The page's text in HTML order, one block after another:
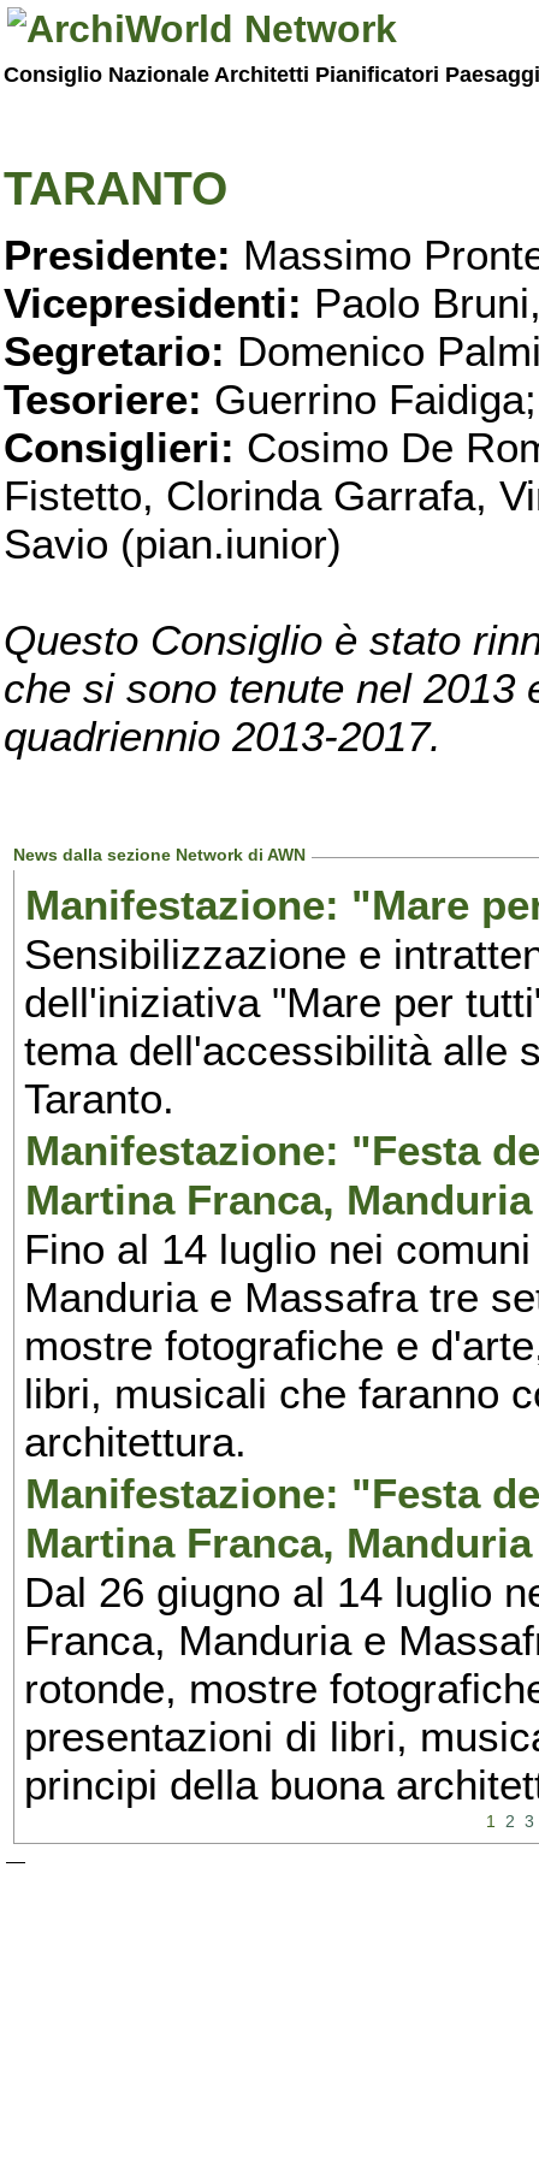
Consiglio Nazionale Architetti Pianificatori
TARANTO
Presidente: Massimo
Vicepresidenti: Paolo
Segretario: Domenico
Tesoriere: Guerrino Faidiga;
Consiglieri: Cosimo De
Fistetto, Clorinda Garrafa,
Savio (pian.iunior)
Questo Consiglio è stato
che si sono tenute nel 2013
quadriennio 2013-2017.
News dalla sezione Network di AWN
Manifestazione: "Mare
Sensibilizzazione e
dell'iniziativa "Mare per
tema dell'accessibilità alle
Taranto.
Manifestazione: "Festa
Martina Franca,
Fino al 14 luglio nei
Manduria e Massafra tre
mostre fotografiche e
libri, musicali che faranno
architettura.
Manifestazione: "Festa
Martina Franca,
Dal 26 giugno al 14 luglio
Franca, Manduria e
rotonde, mostre
presentazioni di libri,
principi della buona
1 2 3